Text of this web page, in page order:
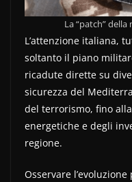
La “patch”
L’attenzione italiana,
soltanto il piano
ricadute dirette su
sicurezza del
del terrorismo, fino
energetiche e degli
regione.
Osservare